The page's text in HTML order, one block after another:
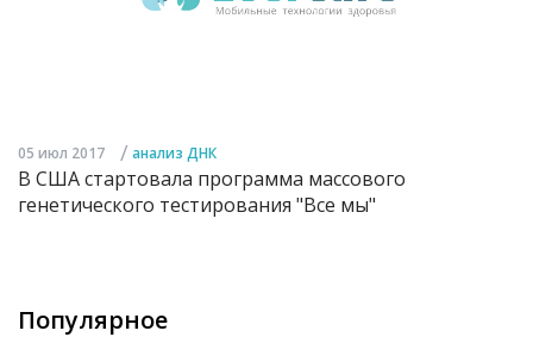
05 июл 2017 / анализ ДНК
В США стартовала программа массового
генетического тестирования "Все мы"
Популярное